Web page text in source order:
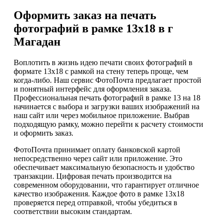
Оформить заказ на печать
фотографий в рамке 13х18 в г
Магадан
Воплотить в жизнь идею печати своих фотографий в
формате 13х18 с рамкой на стену теперь проще, чем
когда-либо. Наш сервис ФотоПочта предлагает простой
и понятный интерфейс для оформления заказа.
Профессиональная печать фотографий в рамке 13 на 18
начинается с выбора и загрузки ваших изображений на
наш сайт или через мобильное приложение. Выбрав
подходящую рамку, можно перейти к расчету стоимости
и оформить заказ.
ФотоПочта принимает оплату банковской картой
непосредственно через сайт или приложение. Это
обеспечивает максимальную безопасность и удобство
транзакции. Цифровая печать производится на
современном оборудовании, что гарантирует отличное
качество изображения. Каждое фото в рамке 13х18
проверяется перед отправкой, чтобы убедиться в
соответствии высоким стандартам.